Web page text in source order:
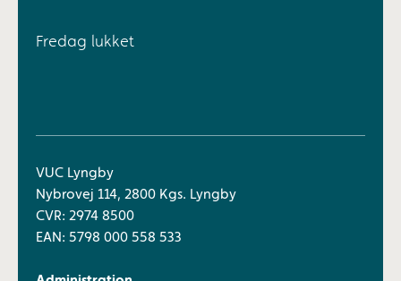
Fredag lukket
VUC Lyngby
Nybrovej 114, 2800 Kgs. Lyngby
CVR: 2974 8500
EAN: 5798 000 558 533